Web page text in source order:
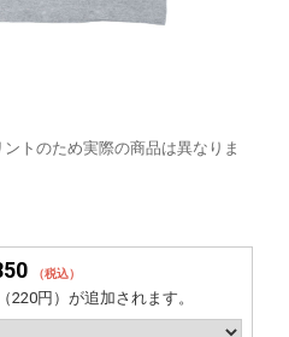
トのため実際の商品は異なりま
（税込）
円）が追加されます。